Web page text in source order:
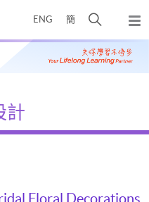
ENG 簡
開
搜
尋
彈
出
主
計
Floral Decorations